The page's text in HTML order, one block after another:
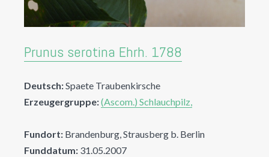
Prunus serotina Ehrh. 1788
Deutsch:Spaete Traubenkirsche
Erzeugergruppe:(Ascom.) Schlauchpilz,
Fundort: Brandenburg, Strausberg b. Berlin
Funddatum: 31.05.2007